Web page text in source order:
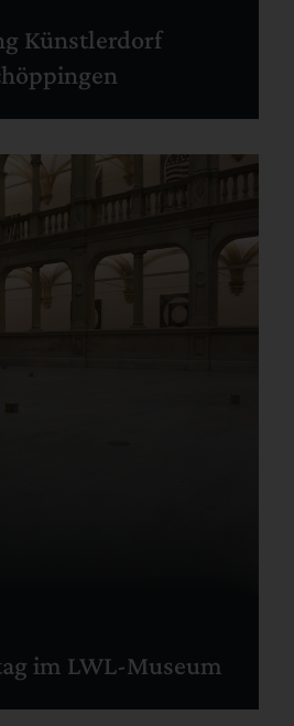
Künstlerdorf
im LWL-Museum